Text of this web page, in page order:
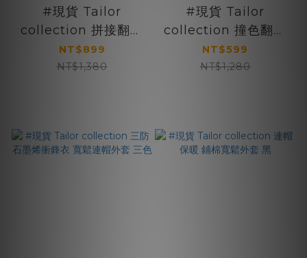
#現貨 Tailor
collection 拼接翻領
夾克外套 兩色
NT$899
NT$1,380
#現貨 Tailor
collection 撞色翻領
夾克外套 兩色
NT$599
NT$1,280